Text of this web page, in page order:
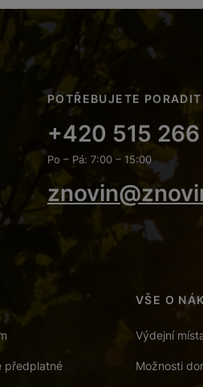
POTŘEBUJETE
+420 515
Po – Pá: 7:00 – 15:00
předplatné
VŠE O
Výdejní
Možnosti